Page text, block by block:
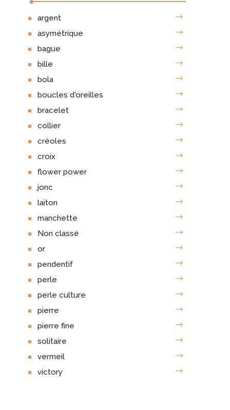
argent
asymétrique
bague
bille
bola
boucles d'oreilles
bracelet
collier
créoles
croix
flower power
jonc
laiton
manchette
Non classé
or
pendentif
perle
perle culture
pierre
pierre fine
solitaire
vermeil
victory